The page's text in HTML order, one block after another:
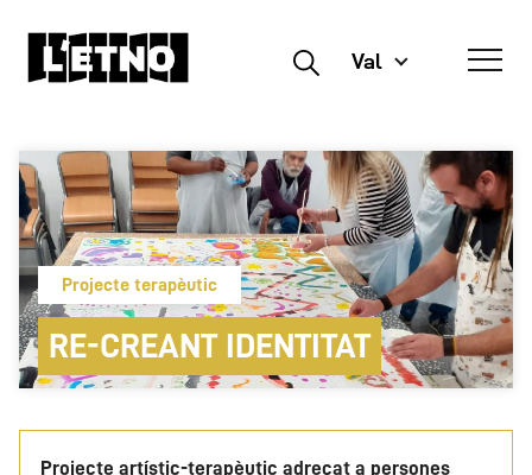
Buscar Val
Projecte terapèutic
RE-CREANT IDENTITAT
Projecte artístic-terapèutic adreçat a persones